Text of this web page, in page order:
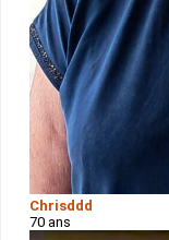
Chrisddd
70 ans